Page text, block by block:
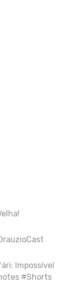
Impossível
#Shorts